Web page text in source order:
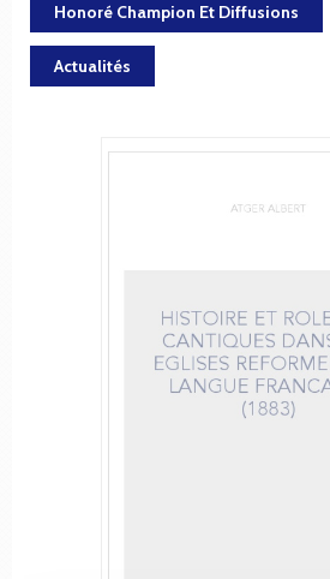
Honoré Champion Et Diffusions
Actualités